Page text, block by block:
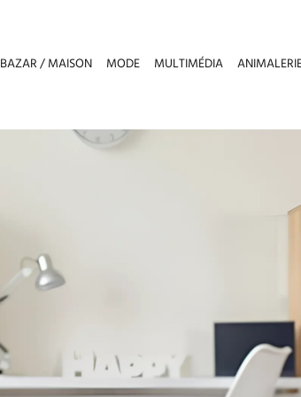
BAZAR / MAISON MODE MULTIMÉDIA